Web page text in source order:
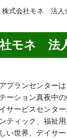
式会社モネ 法人
モネ 法
プランセンター
ーション真夜中
サービスセンタ
ティック、福祉
い世界、デイサ